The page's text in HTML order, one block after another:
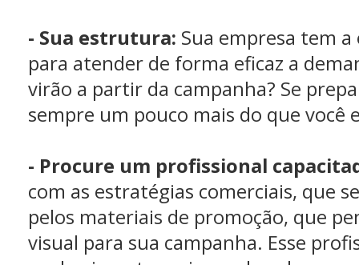
- Sua estrutura: Sua empresa tem
para atender de forma eficaz a
virão a partir da campanha? Se
sempre um pouco mais do que você
- Procure um profissional
com as estratégias comerciais, que
pelos materiais de promoção, que
visual para sua campanha. Esse